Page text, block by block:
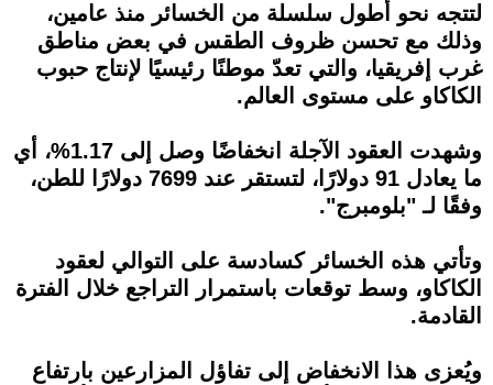
لتتجه نحو أطول سلسلة من الخسائر منذ عامين،
وذلك مع تحسن ظروف الطقس في بعض مناطق
غرب إفريقيا، والتي تعدّ موطنًا رئيسيًا لإنتاج حبوب
الكاكاو على مستوى العالم.
وشهدت العقود الآجلة انخفاضًا وصل إلى 1.17%، أي
ما يعادل 91 دولارًا، لتستقر عند 7699 دولارًا للطن،
وفقًا لـ "بلومبرج".
وتأتي هذه الخسائر كسادسة على التوالي لعقود
الكاكاو، وسط توقعات باستمرار التراجع خلال الفترة
القادمة.
ويُعزى هذا الانخفاض إلى تفاؤل المزارعين بارتفاع